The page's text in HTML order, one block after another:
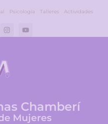
Psicología Talleres Actividades
Chamberí
Mujeres